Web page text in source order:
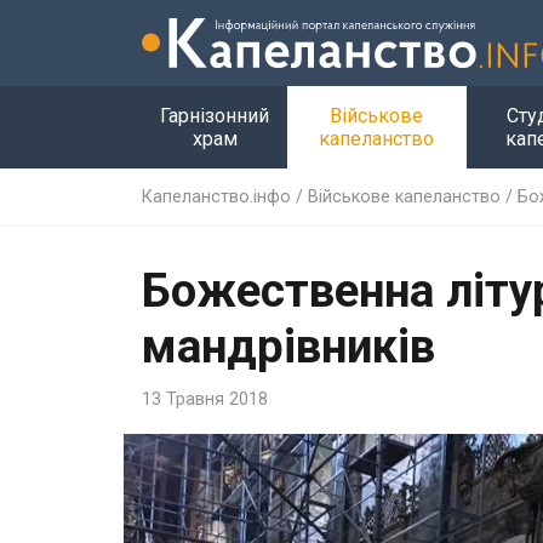
Гарнізонний
храм
Військове
капеланство
Капеланство.інфо / Військове капеланство /
Божeствeнна
мандрівників
13 Травня 2018